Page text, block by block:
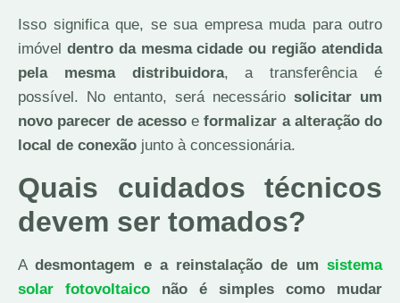
Isso significa que, se sua empresa muda para outro
imóvel dentro da mesma cidade ou região atendida
pela mesma distribuidora, a transferência é
possível. No entanto, será necessário solicitar um
novo parecer de acessoeformalizar a alteração do
local de conexão junto à concessionária.
Quais cuidados técnicos
devem ser tomados?
Adesmontagem e a reinstalação de umsistema
solar fotovoltaico não é simples como mudar